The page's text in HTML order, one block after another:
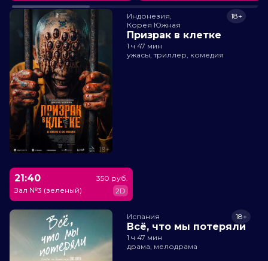
Индонезия,
Корея Южная
Призрак в клетке
18+
1 ч 47 мин
ужасы, триллер, комедия
21:40
Зал №3 (зеленый)
350 руб.
2D
Испания
Всё, что мы потеряли
18+
1 ч 47 мин
драма, мелодрама